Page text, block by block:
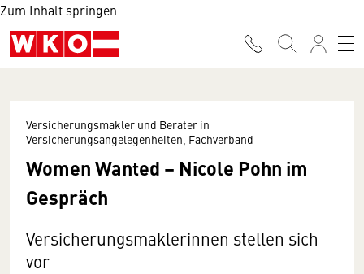
Zum Inhalt springen
Versicherungsmakler und Berater in
Versicherungsangelegenheiten, Fachverband
Women Wanted – Nicole Pohn im
Gespräch
Versicherungsmaklerinnen stellen sich
vor